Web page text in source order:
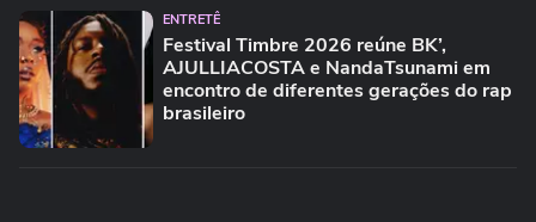
ENTRETÊ
Festival Timbre 2026 reúne BK’,
AJULLIACOSTA e NandaTsunami em
encontro de diferentes gerações do rap
brasileiro